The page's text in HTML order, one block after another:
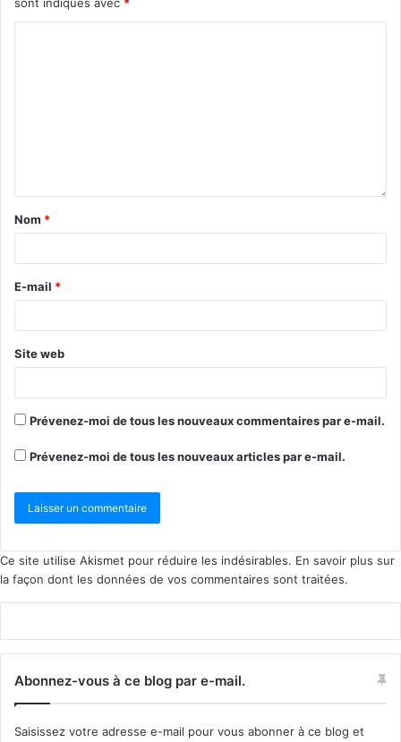
sont indiqués avec *
Nom *
E-mail *
Site web
Prévenez-moi de tous les nouveaux commentaires par e-mail.
Prévenez-moi de tous les nouveaux articles par e-mail.
Ce site utilise Akismet pour réduire les indésirables. En savoir plus sur
la façon dont les données de vos commentaires sont traitées.
Abonnez-vous à ce blog par e-mail.
Saisissez votre adresse e-mail pour vous abonner à ce blog et